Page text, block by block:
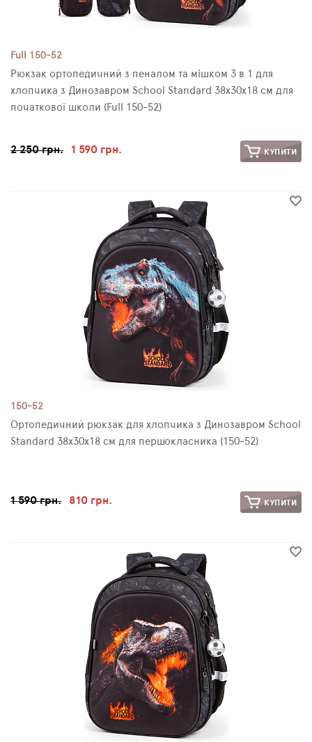
Full 150-52
Рюкзак ортопедичний з пеналом та мішком 3 в 1 для
хлопчика з Динозавром School Standard 38х30х18 см для
початкової школи (Full 150-52)
2 250 грн. 1 590 грн. КУПИТИ
150-52
Ортопедичний рюкзак для хлопчика з Динозавром School
Standard 38х30х18 см для першокласника (150-52)
1 590 грн. 810 грн. КУПИТИ